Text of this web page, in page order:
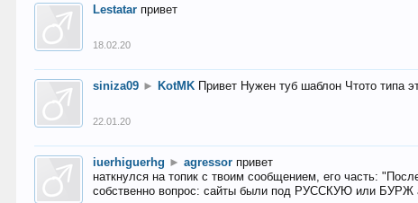
Lestatar привет
18.02.20
siniza09 ► KotMK Привет Нужен туб шаблон Чтото типа
22.01.20
iuerhiguerhg ► agressor привет
наткнулся на топик с твоим сообщением, его часть:
собственно вопрос: сайты были под РУССКУЮ или БУРЖ